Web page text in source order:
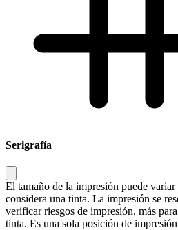
Serigrafía
El tamaño de la impresión puede
considera una tinta. La impresión se
verificar riesgos de impresión, más
tinta. Es una sola posición de